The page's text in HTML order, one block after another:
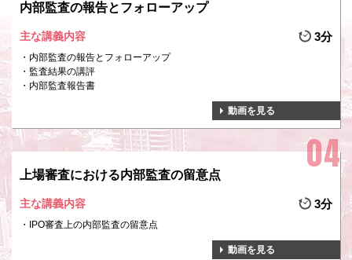
内部監査の報告とフォローアップ
主な講義内容 3分
内部監査の報告とフォローアップ
監査結果の講評
内部監査報告書
動画を見る
上場審査における内部監査の留意点
主な講義内容 3分
IPO審査上の内部監査の留意点
動画を見る